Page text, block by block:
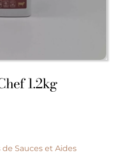
1.2kg
de Sauces et Aides